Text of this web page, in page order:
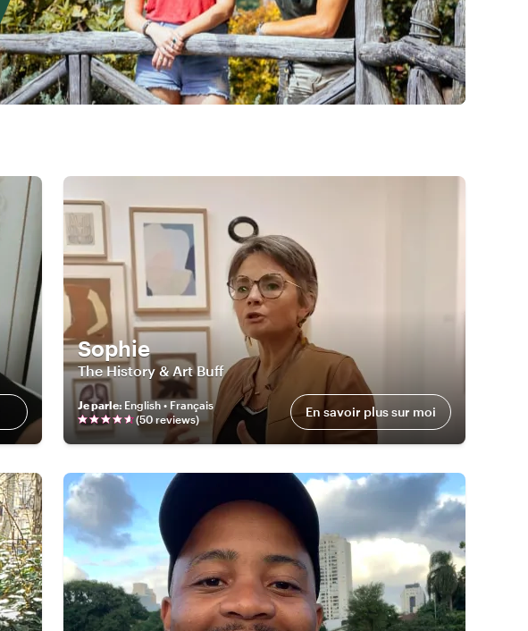
Sophie
The History & Art Buff
Je parle: English • Français
(50 reviews) En savoir plus sur moi